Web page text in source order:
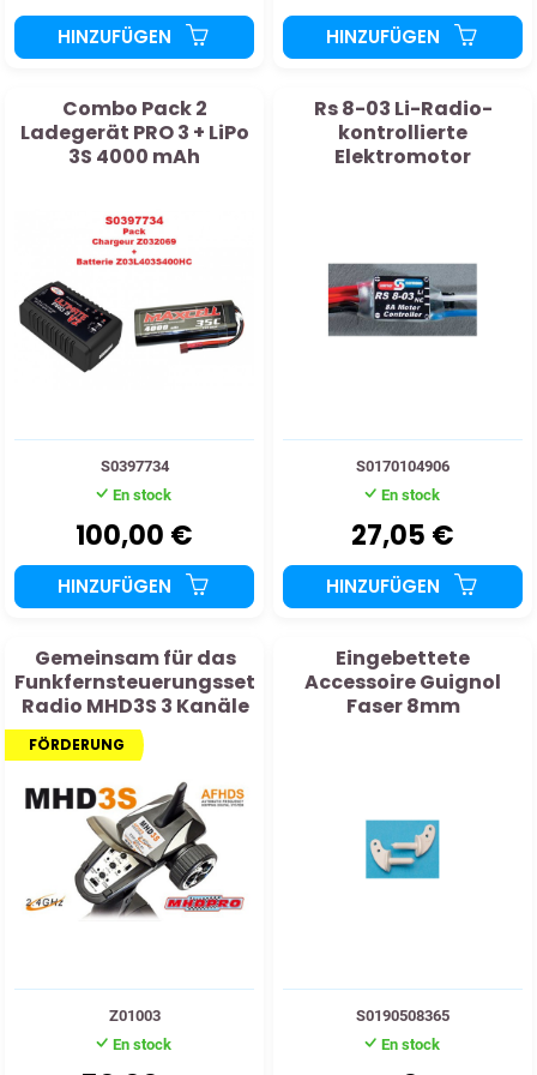
HINZUFÜGEN HINZUFÜGEN
Combo Pack 2
Ladegerät PRO 3 + LiPo
3S 4000 mAh
S0397734
En stock
100,00 €
HINZUFÜGEN
Rs 8-03 Li-Radio-
kontrollierte
Elektromotor
S0170104906
En stock
27,05 €
HINZUFÜGEN
Gemeinsam für das
Funkfernsteuerungsset
Radio MHD3S 3 Kanäle
2,4 GHz
FÖRDERUNG
Z01003
En stock
Eingebettete
Accessoire Guignol
Faser 8mm
S0190508365
En stock